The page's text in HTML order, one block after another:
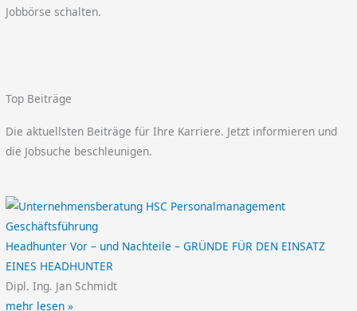
Jobbörse schalten.
Top Beiträge
Die aktuellsten Beiträge für Ihre Karriere. Jetzt informieren und
die Jobsuche beschleunigen.
Headhunter Vor – und Nachteile – GRÜNDE FÜR DEN EINSATZ
EINES HEADHUNTER
Dipl. Ing. Jan Schmidt
mehr lesen »